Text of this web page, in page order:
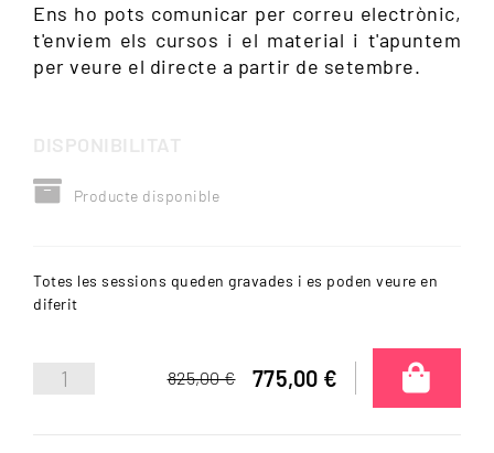
Ens ho pots comunicar per correu electrònic,
t'enviem els cursos i el material i t'apuntem
per veure el directe a partir de setembre.
Producte disponible
Totes les sessions queden gravades i es poden veure en
diferit
825,00 € 775,00 €